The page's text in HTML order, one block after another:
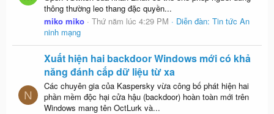
thông thường leo thang đặc quyền...
miko miko
Thứ năm lúc 4:29 PM Diễn đàn: Tin tức An
ninh mạng
N
Xuất hiện hai backdoor Windows mới có khả
năng đánh cắp dữ liệu từ xa
Các chuyên gia của Kaspersky vừa công bố phát hiện hai
phần mềm độc hại cửa hậu (backdoor) hoàn toàn mới trên
Windows mang tên OctLurk và...